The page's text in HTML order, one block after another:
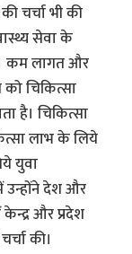
चर्चा भी की
सेवा के
कम लागत और
चिकित्सा
है। चिकित्सा
लाभ के लिये
युवा
उन्होंने देश और
और प्रदेश
की।